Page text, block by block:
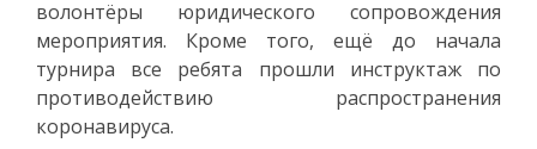
волонтёры юридического сопровождения
мероприятия. Кроме того, ещё до начала
турнира все ребята прошли инструктаж по
противодействию распространения
коронавируса.